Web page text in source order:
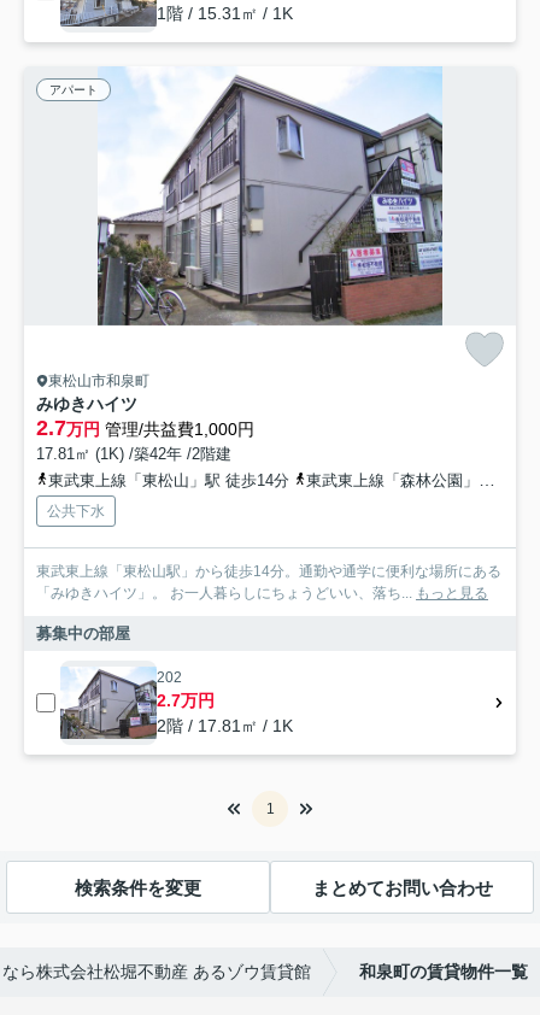
1階 / 15.31㎡ / 1K
アパート
東松山市和泉町
みゆきハイツ
2.7万円 管理/共益費1,000円
17.81㎡ (1K) /築42年 /2階建
東武東上線「東松山」駅 徒歩14分
東武東上線「森林公園」駅 徒歩32分
公共下水
東武東上線「東松山駅」から徒歩14分。通勤や通学に便利な場所にある
「みゆきハイツ」。 お一人暮らしにちょうどいい、落ち... もっと見る
募集中の部屋
202
2.7万円
2階 / 17.81㎡ / 1K
1
検索条件を変更 まとめてお問い合わせ
ら株式会社松堀不動産 あるゾウ賃貸館 和泉町の賃貸物件一覧